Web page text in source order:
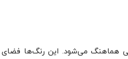
هماهنگ می‌شود. این رنگ‌ها فضای